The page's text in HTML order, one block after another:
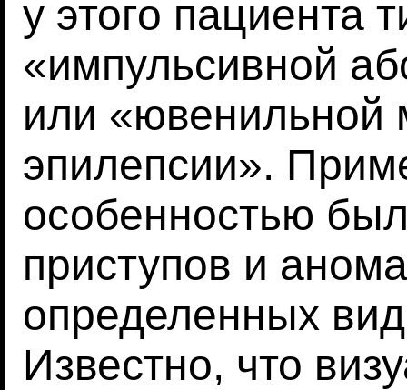
у этого пациента
«импульсивной
или «ювенильной
эпилепсии».
особенностью
приступов и
определенных
Известно, что